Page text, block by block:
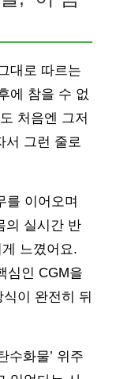
대로 따르는
에 참을 수 없
처음엔 그저
서 그런 줄로
를 이어오며
의 실시간 반
느꼈어요.
심인 CGM을
이 완전히 뒤
수화물’ 위주